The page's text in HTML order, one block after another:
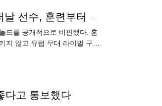
세계 축구사 '최악의 배신자', 감독도 못 참고 '충격 저격'…"어차피 떠날 선수, 훈련부터 만족스럽지 않았다"
드를 공개적으로 비판했다. 훈
않고 유럽 무대 라이벌 구단
다고 통보했다